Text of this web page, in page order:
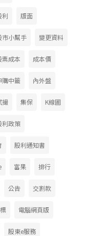
利 版面
市小幫手 變更資料
票成本 成本價
購中籤 內外盤
撮 集保 K線圖
利政策
股利通知書
富果 排行
公告 交割款
電腦網頁版
股東e服務